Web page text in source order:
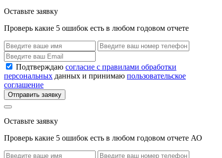
Оставьте заявку
Проверь какие 5 ошибок есть в любом годовом отчете
Подтверждаю согласие с правилами обработки
персональных данных и принимаю пользовательское
соглашение
Отправить заявку
Оставьте заявку
Проверь какие 5 ошибок есть в любом годовом отчете АО